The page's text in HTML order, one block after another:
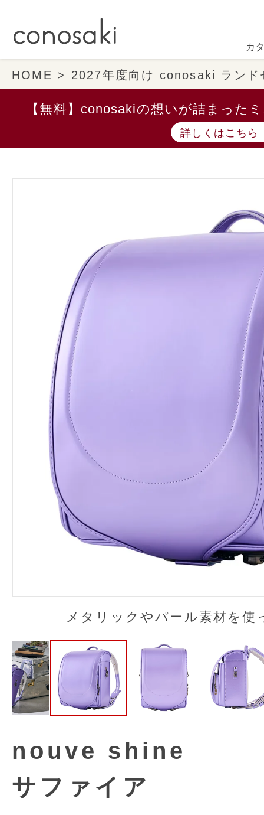
カ
HOME 2027年度向け conosaki ランド
【無料】conosakiの想いが詰まった
詳しくはこちら
メタリックやパール素材を使
nouve shine
サファイア